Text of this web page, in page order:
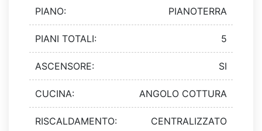
PIANO: PIANOTERRA
PIANI TOTALI: 5
ASCENSORE: SI
CUCINA: ANGOLO COTTURA
RISCALDAMENTO: CENTRALIZZATO